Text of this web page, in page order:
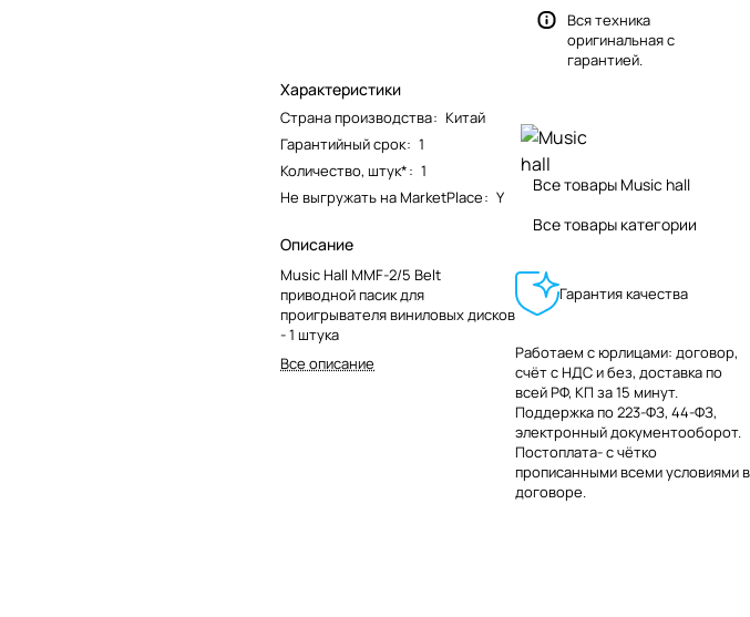
Характеристики
Страна производства: Китай
Гарантийный срок: 1
Количество, штук*: 1
Не выгружать на MarketPlace: Y
Описание
Music Hall MMF-2/5 Belt
приводной пасик для
проигрывателя виниловых дисков
- 1 штука
Все описание
Вся техника
оригинальная с
гарантией.
Все товары Music hall
Все товары категории
Гарантия качества
Работаем с юрлицами: договор,
счёт с НДС и без, доставка по
всей РФ, КП за 15 минут.
Поддержка по 223-ФЗ, 44-ФЗ,
электронный документооборот.
Постоплата- с чётко
прописанными всеми условиями в
договоре.